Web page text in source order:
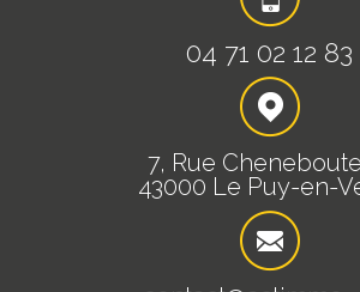
04 71 02 12 83
7, Rue
43000 Le Puy-en-